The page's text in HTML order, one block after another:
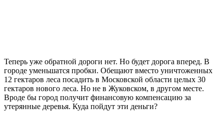
Теперь уже обратной дороги нет. Но будет дорога вперед. В
городе уменьшатся пробки. Обещают вместо уничтоженных
12 гектаров леса посадить в Московской области целых 30
гектаров нового леса. Но не в Жуковском, в другом месте.
Вроде бы город получит финансовую компенсацию за
утерянные деревья. Куда пойдут эти деньги?